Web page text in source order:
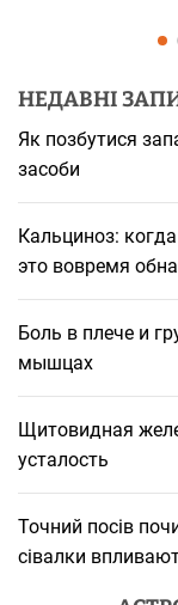
НЕДАВНІ
Як позбутися
засоби
Кальциноз:
это вовремя
Боль в плече и
мышцах
Щитовидная
усталость
Точний посів
сівалки